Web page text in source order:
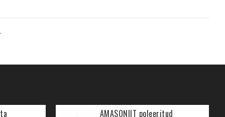
AMASONIIT poleeritud